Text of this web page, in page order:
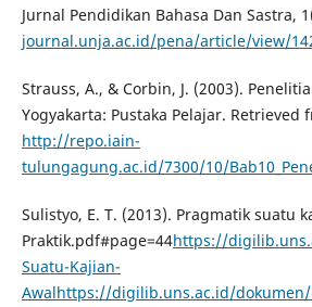
Jurnal Pendidikan Bahasa Dan Sastra,
journal.unja.ac.id/pena/article/view/
Strauss, A., & Corbin, J. (2003).
Yogyakarta: Pustaka Pelajar. Retrieved
http://repo.iain-
tulungagung.ac.id/7300/10/
Sulistyo, E. T. (2013). Pragmatik suatu
Praktik.pdf#page=44https://
Suatu-Kajian-
Awalhttps://digilib.uns.ac.id/